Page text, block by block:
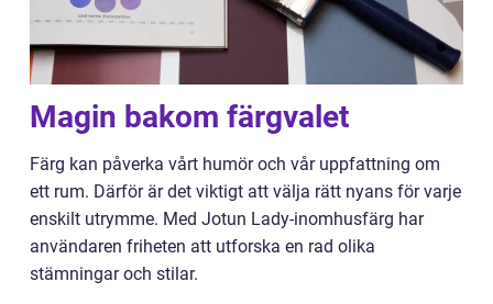
Magin bakom färgvalet
Färg kan påverka vårt humör och vår uppfattning om
ett rum. Därför är det viktigt att välja rätt nyans för varje
enskilt utrymme. Med Jotun Lady-inomhusfärg har
användaren friheten att utforska en rad olika
stämningar och stilar.